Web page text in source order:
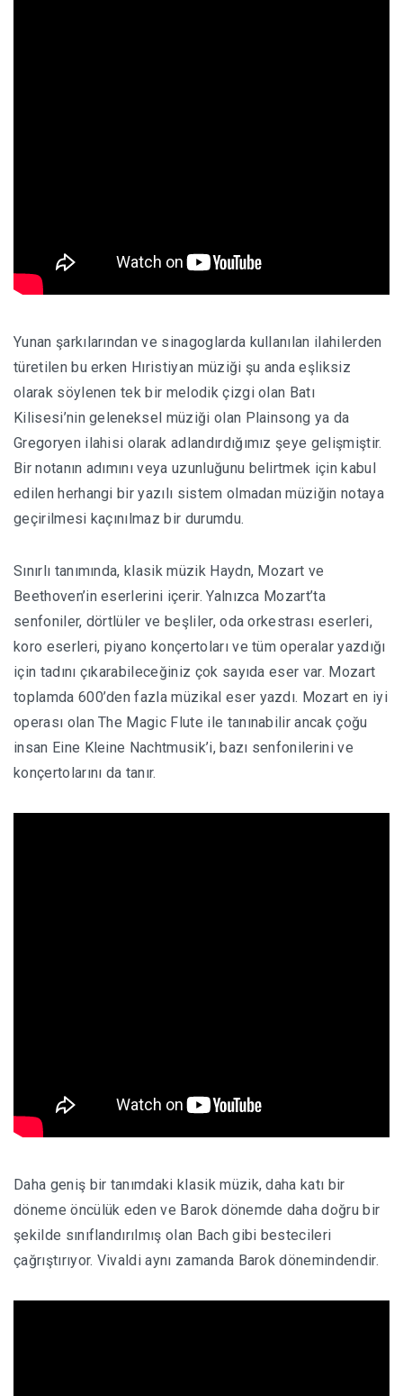
Yunan şarkılarından ve sinagoglarda kullanılan ilahilerden
türetilen bu erken Hıristiyan müziği şu anda eşliksiz
olarak söylenen tek bir melodik çizgi olan Batı
Kilisesi’nin geleneksel müziği olan Plainsong ya da
Gregoryen ilahisi olarak adlandırdığımız şeye gelişmiştir.
Bir notanın adımını veya uzunluğunu belirtmek için kabul
edilen herhangi bir yazılı sistem olmadan müziğin notaya
geçirilmesi kaçınılmaz bir durumdu.
Sınırlı tanımında, klasik müzik Haydn, Mozart ve
Beethoven’in eserlerini içerir. Yalnızca Mozart’ta
senfoniler, dörtlüler ve beşliler, oda orkestrası eserleri,
koro eserleri, piyano konçertoları ve tüm operalar yazdığı
için tadını çıkarabileceğiniz çok sayıda eser var. Mozart
toplamda 600’den fazla müzikal eser yazdı. Mozart en iyi
operası olan The Magic Flute ile tanınabilir ancak çoğu
insan Eine Kleine Nachtmusik’i, bazı senfonilerini ve
konçertolarını da tanır.
Daha geniş bir tanımdaki klasik müzik, daha katı bir
döneme öncülük eden ve Barok dönemde daha doğru bir
şekilde sınıflandırılmış olan Bach gibi bestecileri
çağrıştırıyor. Vivaldi aynı zamanda Barok dönemindendir.